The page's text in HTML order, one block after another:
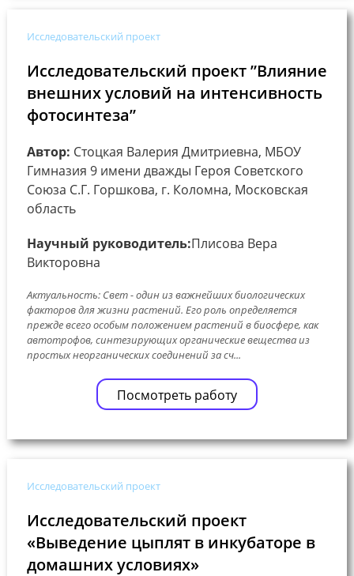
Исследовательский проект
Исследовательский проект ”Влияние
внешних условий на интенсивность
фотосинтеза”
Автор: Стоцкая Валерия Дмитриевна, МБОУ
Гимназия 9 имени дважды Героя Советского
Союза С.Г. Горшкова, г. Коломна, Московская
область
Научный руководитель:Плисова Вера
Викторовна
Актуальность: Свет - один из важнейших биологических
факторов для жизни растений. Его роль определяется
прежде всего особым положением растений в биосфере, как
автотрофов, синтезирующих органические вещества из
простых неорганических соединений за сч...
Посмотреть работу
Исследовательский проект
Исследовательский проект
«Выведение цыплят в инкубаторе в
домашних условиях»